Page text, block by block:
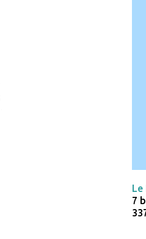
Le
7